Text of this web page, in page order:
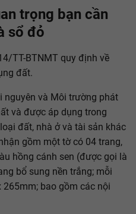
trọng bạn cần
sổ đỏ
TT-BTNMT quy định về
đất.
nguyên và Môi trường phát
và được áp dụng trong
đất, nhà ở và tài sản khác
gồm một tờ có 04 trang,
hồng cánh sen (được gọi là
bổ sung nền trắng; mỗi
bao gồm các nội